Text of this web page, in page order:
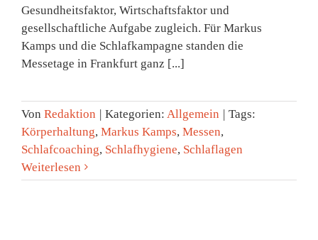
Gesundheitsfaktor, Wirtschaftsfaktor und
gesellschaftliche Aufgabe zugleich. Für Markus
Kamps und die Schlafkampagne standen die
Messetage in Frankfurt ganz [...]
Von Redaktion | Kategorien: Allgemein | Tags:
Körperhaltung, Markus Kamps, Messen,
Schlafcoaching, Schlafhygiene, Schlaflagen
Weiterlesen